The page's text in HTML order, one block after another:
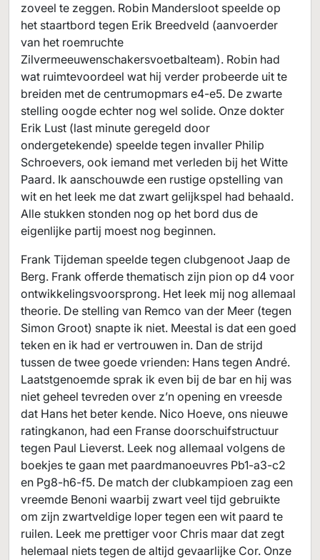
zoveel te zeggen. Robin Mandersloot speelde op
het staartbord tegen Erik Breedveld (aanvoerder
van het roemruchte
Zilvermeeuwenschakersvoetbalteam). Robin had
wat ruimtevoordeel wat hij verder probeerde uit te
breiden met de centrumopmars e4-e5. De zwarte
stelling oogde echter nog wel solide. Onze dokter
Erik Lust (last minute geregeld door
ondergetekende) speelde tegen invaller Philip
Schroevers, ook iemand met verleden bij het Witte
Paard. Ik aanschouwde een rustige opstelling van
wit en het leek me dat zwart gelijkspel had behaald.
Alle stukken stonden nog op het bord dus de
eigenlijke partij moest nog beginnen.
Frank Tijdeman speelde tegen clubgenoot Jaap de
Berg. Frank offerde thematisch zijn pion op d4 voor
ontwikkelingsvoorsprong. Het leek mij nog allemaal
theorie. De stelling van Remco van der Meer (tegen
Simon Groot) snapte ik niet. Meestal is dat een goed
teken en ik had er vertrouwen in. Dan de strijd
tussen de twee goede vrienden: Hans tegen André.
Laatstgenoemde sprak ik even bij de bar en hij was
niet geheel tevreden over z’n opening en vreesde
dat Hans het beter kende. Nico Hoeve, ons nieuwe
ratingkanon, had een Franse doorschuifstructuur
tegen Paul Lieverst. Leek nog allemaal volgens de
boekjes te gaan met paardmanoeuvres Pb1-a3-c2
en Pg8-h6-f5. De match der clubkampioen zag een
vreemde Benoni waarbij zwart veel tijd gebruikte
om zijn zwartveldige loper tegen een wit paard te
ruilen. Leek me prettiger voor Chris maar dat zegt
helemaal niets tegen de altijd gevaarlijke Cor. Onze